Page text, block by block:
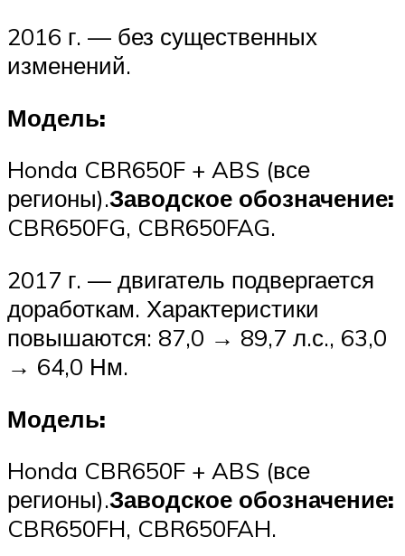
2016 г. — без существенных
изменений.
Модель:
Honda CBR650F + ABS (все
регионы).Заводское обозначение:
CBR650FG, CBR650FAG.
2017 г. — двигатель подвергается
доработкам. Характеристики
повышаются: 87,0 → 89,7 л.с., 63,0
→ 64,0 Нм.
Модель:
Honda CBR650F + ABS (все
регионы).Заводское обозначение:
CBR650FH, CBR650FAH.